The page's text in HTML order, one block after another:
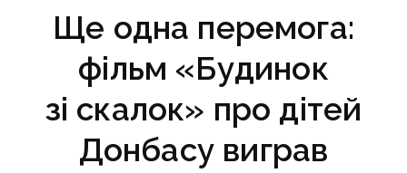
Ще одна перемога:
фільм «Будинок
зі скалок» про дітей
Донбасу виграв